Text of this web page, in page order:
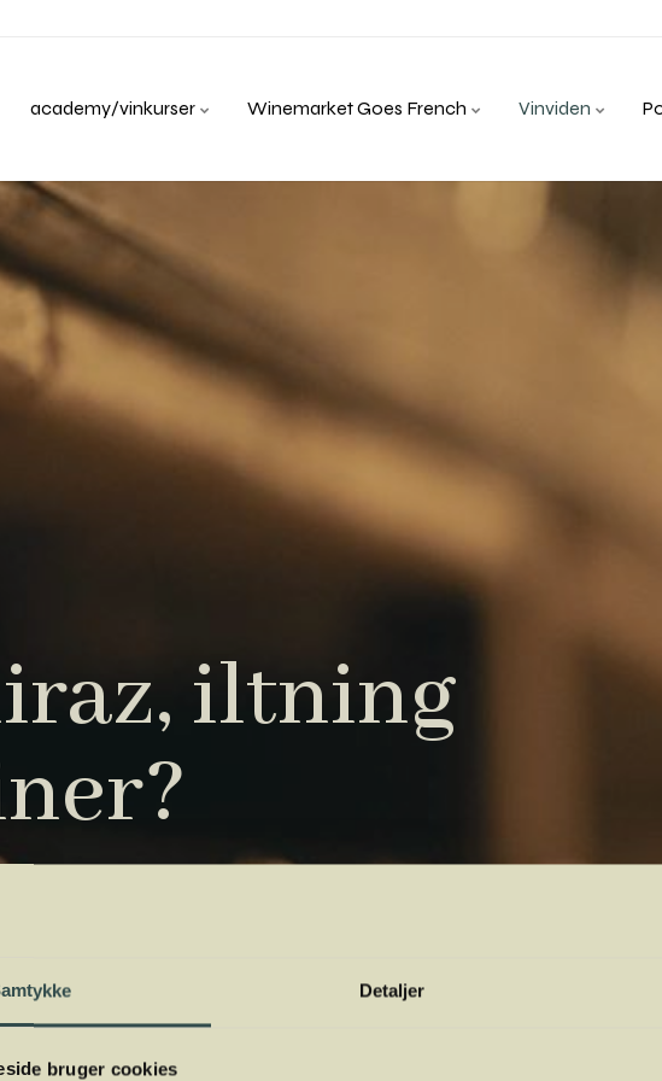
Detaljer
bruger cookies
academy/vinkurser Winemarket Goes French Vinviden
iltning
udtryk. Vi har samlet de vigtigste i vores
og orientere dig.